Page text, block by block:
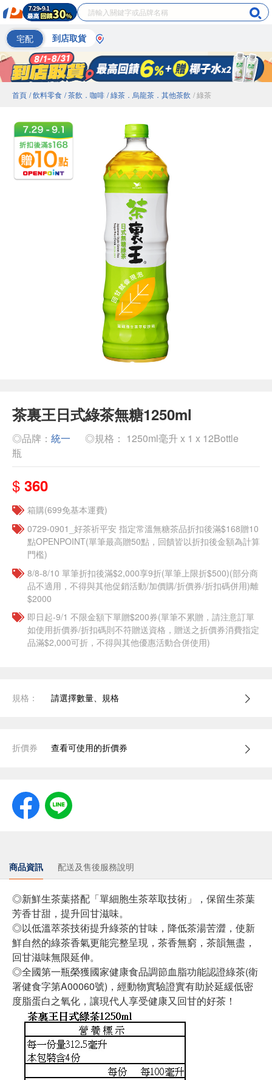
宅配 到店取貨
首頁 / 飲料零食 / 茶飲．咖啡 / 綠茶．烏龍茶．其他茶飲 / 綠茶
茶裏王日式綠茶無糖1250ml
◎品牌： 統一
◎規格： 1250ml毫升 x 1 x 12Bottle
瓶
$ 360
箱購(699免基本運費)
​​0729-0901_好茶祈平安 指定常溫無糖茶品折扣後滿$168贈10
點OPENPOINT(單筆最高贈50點，回饋皆以折扣後金額為計算
門檻)
8/8-8/10 單筆折扣後滿$2,000享9折(單筆上限折$500)(部分商
品不適用，不得與其他促銷活動/加價購/折價券/折扣碼併用)離
$2000
即日起-9/1 不限金額下單贈$200券(單筆不累贈，請注意訂單
如使用折價券/折扣碼則不符贈送資格，贈送之折價券消費指定
品滿$2,000可折，不得與其他優惠活動合併使用)
規格： 請選擇數量、規格
折價券 查看可使用的折價券
商品資訊 配送及售後服務說明
◎新鮮生茶葉搭配「單細胞生茶萃取技術」，保留生茶葉
芳香甘甜，提升回甘滋味。
◎以低溫萃茶技術提升綠茶的甘味，降低茶湯苦澀，使新
鮮自然的綠茶香氣更能完整呈現，茶香無窮，茶韻無盡，
回甘滋味無限延伸。
◎全國第一瓶榮獲國家健康食品調節血脂功能認證綠茶(衛
署健食字第A00060號)，經動物實驗證實有助於延緩低密
度脂蛋白之氧化，讓現代人享受健康又回甘的好茶！